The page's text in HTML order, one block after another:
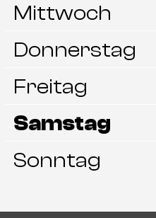
Mittwoch
Donnerstag
Freitag
Samstag
Sonntag